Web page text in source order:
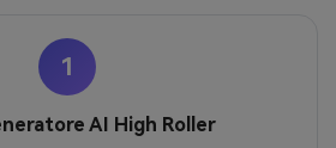
1
AI High Roller